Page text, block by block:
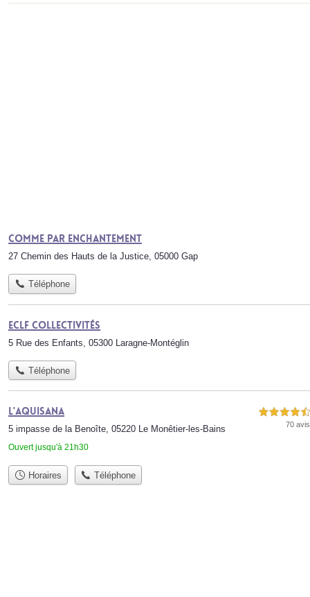
Comme Par Enchantement
27 Chemin des Hauts de la Justice, 05000 Gap
Téléphone
Eclf Collectivités
5 Rue des Enfants, 05300 Laragne-Montéglin
Téléphone
L'Aquisana
5 impasse de la Benoîte, 05220 Le Monêtier-les-Bains
Ouvert jusqu'à 21h30
4,5 étoiles sur 5
70 avis
Horaires Téléphone